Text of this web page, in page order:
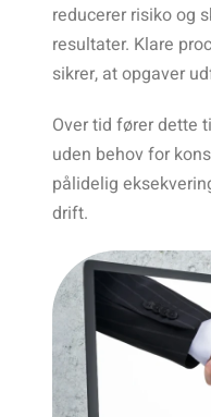
reducerer risiko og
resultater. Klare
sikrer, at opgaver
Over tid fører dette
uden behov for
pålidelig
drift.